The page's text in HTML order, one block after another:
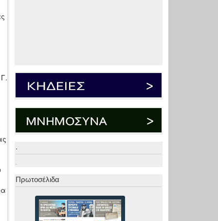
.
.
Πρωτοσέλιδα